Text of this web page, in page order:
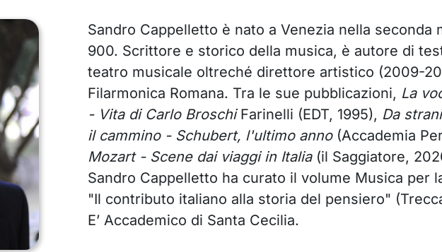
Sandro Cappelletto è nato a Venezia nella seconda
900. Scrittore e storico della musica, è autore di
teatro musicale oltreché direttore artistico (2009-
Filarmonica Romana. Tra le sue pubblicazioni, La
- Vita di Carlo BroschiFarinelli (EDT, 1995), Da
il cammino - Schubert, l'ultimo anno(Accademia
Mozart - Scene dai viaggi in Italia(il Saggiatore,
Sandro Cappelletto ha curato il volume Musica per
"Il contributo italiano alla storia del pensiero"
E’ Accademico di Santa Cecilia.